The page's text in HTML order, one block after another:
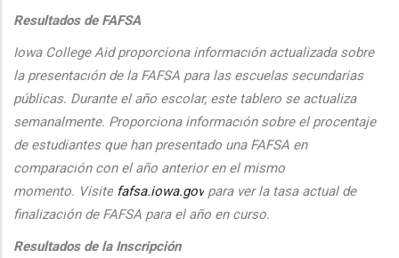
Resultados de FAFSA
Iowa College Aid proporciona información actualizada sobre
la presentación de la FAFSA para las escuelas secundarias
públicas. Durante el año escolar, este tablero se actualiza
semanalmente. Proporciona información sobre el procentaje
de estudiantes que han presentado una FAFSA en
comparación con el año anterior en el mismo
momento. Visite fafsa.iowa.gov para ver la tasa actual de
finalización de FAFSA para el año en curso.
Resultados de la Inscripción